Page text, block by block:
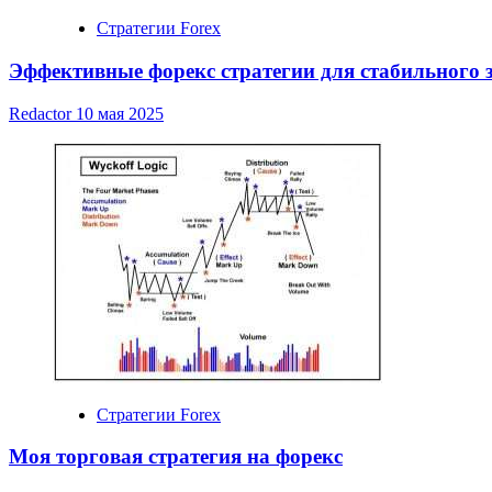
Стратегии Forex
Эффективные форекс стратегии для стабильного
Redactor 10 мая 2025
Стратегии Forex
Моя торговая стратегия на форекс